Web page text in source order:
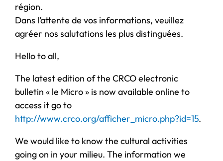
région.
Dans l’attente de vos informations, veuillez
agréer nos salutations les plus distinguées.
Hello to all,
The latest edition of the CRCO electronic
bulletin « le Micro » is now available online to
access it go to
http://www.crco.org/afficher_micro.php?id=15.
We would like to know the cultural activities
going on in your milieu. The information we